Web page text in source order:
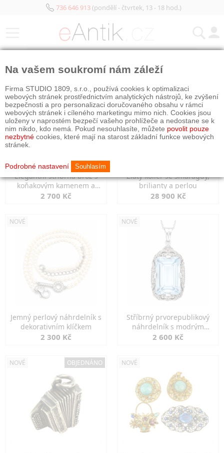
736 646 913(pondělí - čtvrtek, 13 - 18 hod.)
Elegantní stříbrná brož s
koňakovým kamenem a
markazity
2 700 Kč
Zlatý kolier se smaragdy,
brilianty a perlou
28 900 Kč
NOVÉ
Jemný perlový náhrdelník s
dekorativním klíčkem
2 300 Kč
NOVÉ
Stříbrný prvorepublikový
náhrdelník s modrým
spinelem
2 600 Kč
NOVÉ OBJEDNÁNO NOVÉ
Na vašem soukromí nám záleží
Firma STUDIO 1809, s.r.o., používá cookies k optimalizaci
webových stránek prostřednictvím analytických nástrojů, ke zvýšení
bezpečnosti a pro personalizaci doručovaného obsahu v rámci
webových stránek i cíleného marketingu mimo nich. Cookies jsou
uloženy v naprostém bezpečí vašeho prohlížeče a nedostane se k
nim nikdo, kdo nemá. Pokud nesouhlasíte, můžete povolit pouze
nezbytné cookies, které mají na starost základní funkce webových
stránek.
Podrobné nastavení Souhlasím